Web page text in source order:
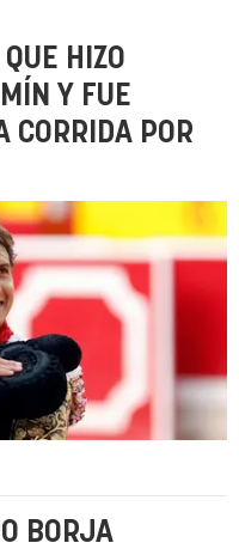
HIZO
Y FUE
CORRIDA POR
BORJA